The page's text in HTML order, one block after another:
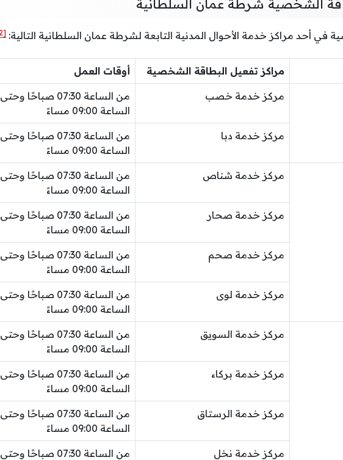
الشخصية شرطة عمان السلطانية
في أحد مراكز خدمة الأحوال المدنية التابعة لشرطة عمان السلطانية التالية: [2]
مراكز تفعيل البطاقة الشخصية أوقات العمل
مركز خدمة خصب
من الساعة 07:30 صباحًا وحتى
الساعة 09:00 مساءً
مركز خدمة دبا
من الساعة 07:30 صباحًا وحتى
الساعة 09:00 مساءً
مركز خدمة شناص
من الساعة 07:30 صباحًا وحتى
الساعة 09:00 مساءً
مركز خدمة صحار
من الساعة 07:30 صباحًا وحتى
الساعة 09:00 مساءً
مركز خدمة صحم
من الساعة 07:30 صباحًا وحتى
الساعة 09:00 مساءً
مركز خدمة لوى
من الساعة 07:30 صباحًا وحتى
الساعة 09:00 مساءً
مركز خدمة السويق
من الساعة 07:30 صباحًا وحتى
الساعة 09:00 مساءً
مركز خدمة بركاء
من الساعة 07:30 صباحًا وحتى
الساعة 09:00 مساءً
مركز خدمة الرستاق
من الساعة 07:30 صباحًا وحتى
الساعة 09:00 مساءً
مركز خدمة نخل
من الساعة 07:30 صباحًا وحتى